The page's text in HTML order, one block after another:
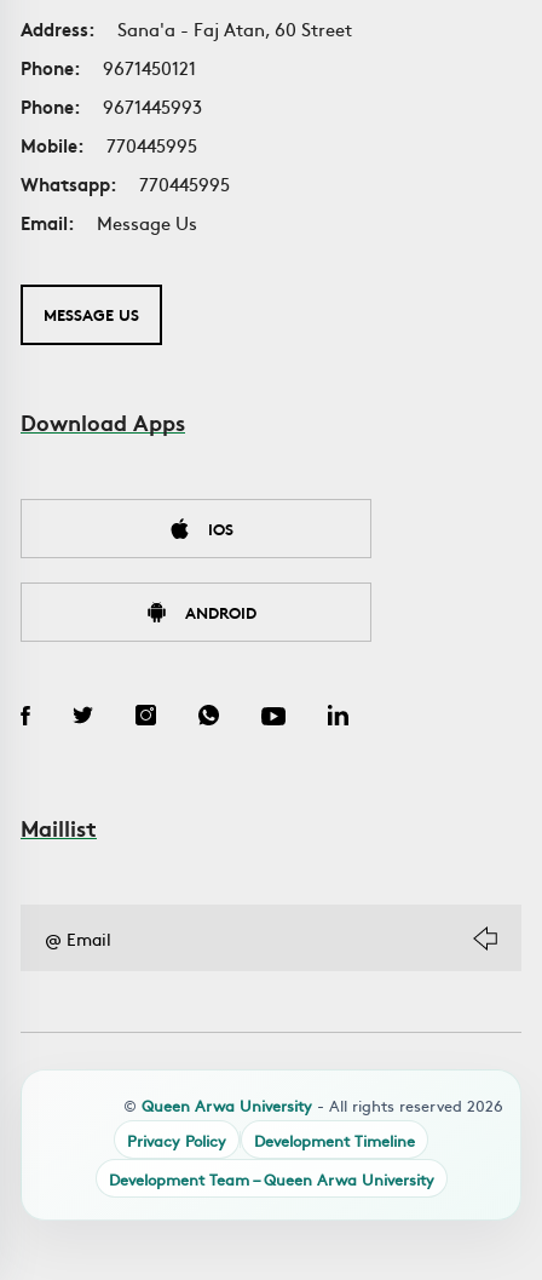
Address:
Sana'a - Faj Atan, 60 Street
Phone:
9671450121
Phone:
9671445993
Mobile:
770445995
Whatsapp:
770445995
Email:
Message Us
MESSAGE US
Download Apps
IOS
ANDROID
Maillist
© Queen Arwa University - All rights reserved 2026
Privacy Policy
Development Timeline
Development Team – Queen Arwa University